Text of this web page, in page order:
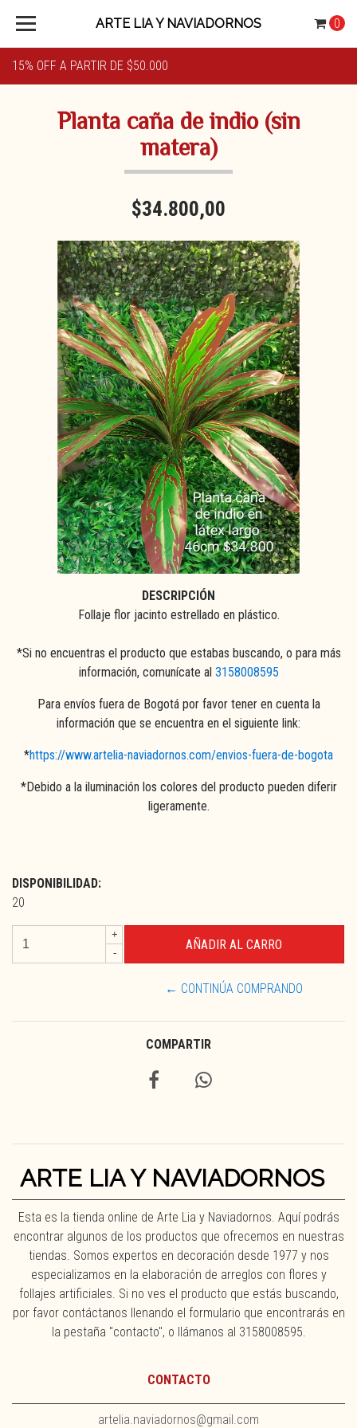
15% OFF A PARTIR DE $50.000
ARTE LIA Y NAVIADORNOS 0
Planta caña de indio (sin
matera)
$34.800,00
DESCRIPCIÓN
Follaje flor jacinto estrellado en plástico.
*Si no encuentras el producto que estabas buscando, o para más
información, comunícate al 3158008595
Para envíos fuera de Bogotá por favor tener en cuenta la
información que se encuentra en el siguiente link:
*https://www.artelia-naviadornos.com/envios-fuera-de-bogota
*Debido a la iluminación los colores del producto pueden diferir
ligeramente.
DISPONIBILIDAD:
20
+
-
← CONTINÚA COMPRANDO
COMPARTIR
ARTE LIA Y NAVIADORNOS
Esta es la tienda online de Arte Lia y Naviadornos. Aquí podrás
encontrar algunos de los productos que ofrecemos en nuestras
tiendas. Somos expertos en decoración desde 1977 y nos
especializamos en la elaboración de arreglos con flores y
follajes artificiales. Si no ves el producto que estás buscando,
por favor contáctanos llenando el formulario que encontrarás en
la pestaña "contacto", o llámanos al 3158008595.
CONTACTO
artelia.naviadornos@gmail.com